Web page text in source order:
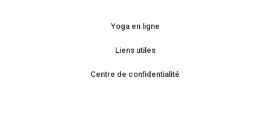
Yoga en ligne
Liens utiles
Centre de confidentialité